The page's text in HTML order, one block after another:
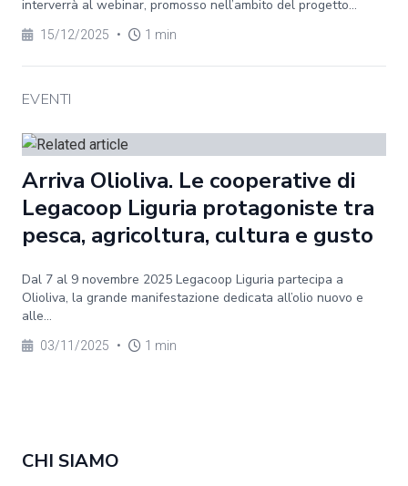
interverrà al webinar, promosso nell’ambito del progetto...
15/12/2025 • 1 min
EVENTI
Arriva Olioliva. Le cooperative di
Legacoop Liguria protagoniste tra
pesca, agricoltura, cultura e gusto
Dal 7 al 9 novembre 2025 Legacoop Liguria partecipa a
Olioliva, la grande manifestazione dedicata all’olio nuovo e
alle...
03/11/2025 • 1 min
CHI SIAMO